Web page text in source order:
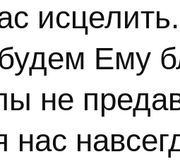
будем Ему
не
нас